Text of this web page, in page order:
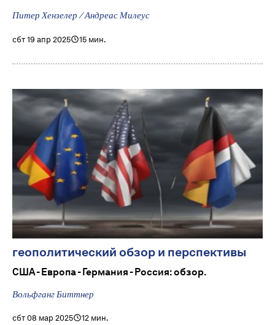
Питер Хензелер / Андреас Милеус
сбт 19 апр 2025 15 мин.
геополитический обзор и перспективы
США - Европа - Германия - Россия: обзор.
Вольфганг Биттнер
сбт 08 мар 2025 12 мин.